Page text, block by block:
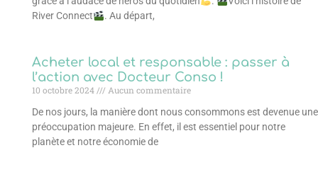
River Connect
. Au départ,
Acheter local et responsable : passer à
l’action avec Docteur Conso !
10 octobre 2024
Aucun commentaire
De nos jours, la manière dont nous consommons est devenue une
préoccupation majeure. En effet, il est essentiel pour notre
planète et notre économie de